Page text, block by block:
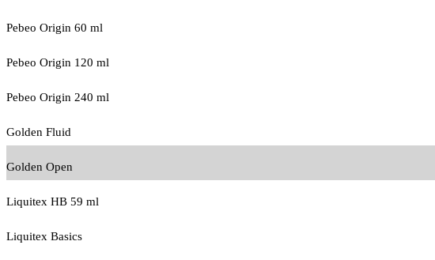
Pebeo Origin 60 ml
Pebeo Origin 120 ml
Pebeo Origin 240 ml
Golden Fluid
Golden Open
Liquitex HB 59 ml
Liquitex Basics